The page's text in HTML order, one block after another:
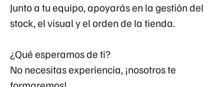
Junto a tu equipo, apoyarás en la gestión del
stock, el visual y el orden de la tienda.
¿Qué esperamos de ti?
No necesitas experiencia, ¡nosotros te